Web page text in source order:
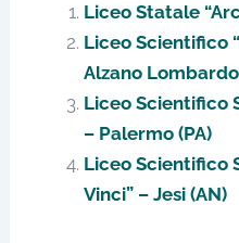
Liceo Statale
Liceo Scientifico
Alzano Lombardo
Liceo Scientifico
– Palermo (PA)
Liceo Scientifico
Vinci” – Jesi (AN)